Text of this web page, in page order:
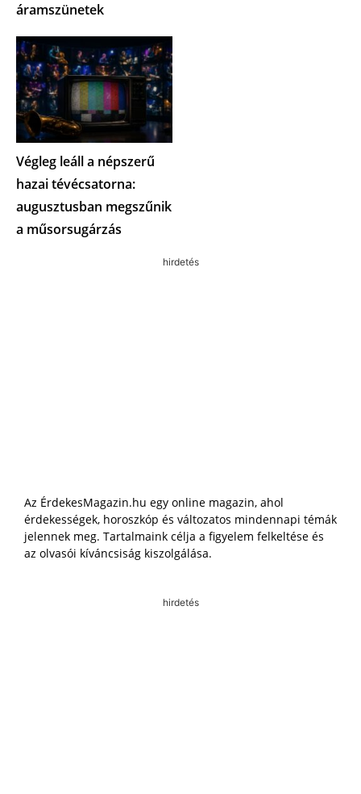
áramszünetek
Végleg leáll a népszerű
hazai tévécsatorna:
augusztusban megszűnik
a műsorsugárzás
hirdetés
Az ÉrdekesMagazin.hu egy online magazin, ahol
érdekességek, horoszkóp és változatos mindennapi témák
jelennek meg. Tartalmaink célja a figyelem felkeltése és
az olvasói kíváncsiság kiszolgálása.
hirdetés